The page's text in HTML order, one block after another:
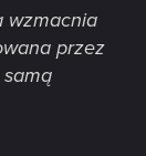
wzmacnia
przez